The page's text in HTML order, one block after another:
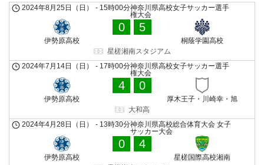
神奈川県高校女子サッカー選手
権大会
2024年8月25日（日） - 15時00分
伊勢原高校
0 5
桐蔭学園高校
星槎湘南スタジアム
神奈川県高校女子サッカー選手
権大会
2024年7月14日（日） - 17時00分
伊勢原高校
4 0
厚木王子・川崎幸・旭
大和高
神奈川県高校総合体育大会 女子
サッカー大会
2024年4月28日（日） - 13時30分
伊勢原高校
0 4
星槎国際高校湘南